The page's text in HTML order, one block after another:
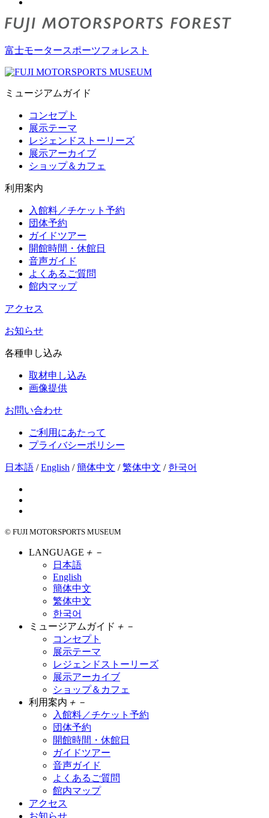
富士モータースポーツフォレスト
ミュージアムガイド
コンセプト
展示テーマ
レジェンドストーリーズ
展示アーカイブ
ショップ＆カフェ
利用案内
入館料／チケット予約
団体予約
ガイドツアー
開館時間・休館日
音声ガイド
よくあるご質問
館内マップ
アクセス
お知らせ
各種申し込み
取材申し込み
画像提供
お問い合わせ
ご利用にあたって
プライバシーポリシー
日本語 /English /簡体中文 /繁体中文 / 한국어
© FUJI MOTORSPORTS MUSEUM
LANGUAGE ＋ －
日本語
English
簡体中文
繁体中文
한국어
ミュージアムガイド ＋ －
コンセプト
展示テーマ
レジェンドストーリーズ
展示アーカイブ
ショップ＆カフェ
利用案内 ＋ －
入館料／チケット予約
団体予約
開館時間・休館日
ガイドツアー
音声ガイド
よくあるご質問
館内マップ
アクセス